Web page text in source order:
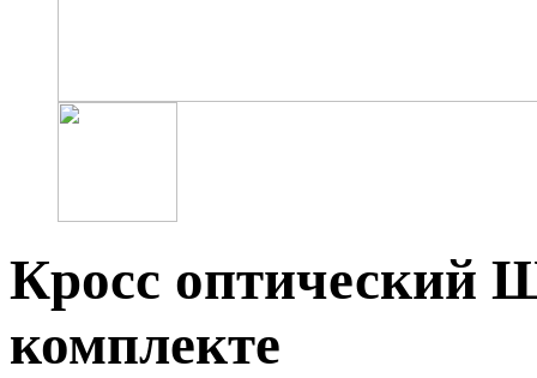
Кросс
комплекте